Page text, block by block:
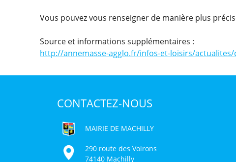
Vous pouvez vous renseigner de manière plus
Source et informations supplémentaires :
http://annemasse-agglo.fr/infos-et-loisirs/
CONTACTEZ-NOUS
MAIRIE DE MACHILLY
290 route des Voirons
74140 Machilly